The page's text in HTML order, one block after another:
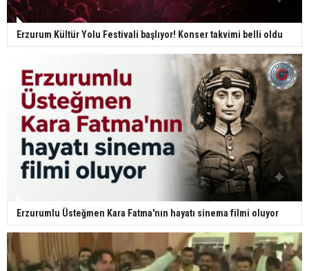
Erzurum Kültür Yolu Festivali başlıyor! Konser takvimi belli oldu
Erzurumlu Üsteğmen Kara Fatma'nın hayatı sinema filmi oluyor